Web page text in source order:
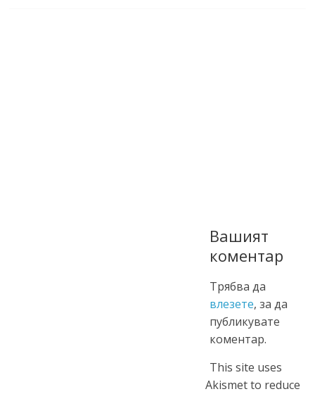
Вашият
коментар
Трябва да
влезете, за да
публикувате
коментар.
This site uses
Akismet to reduce